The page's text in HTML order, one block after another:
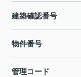
建築確認番号
物件番号
管理コード